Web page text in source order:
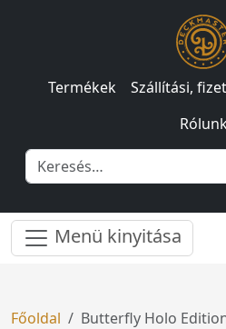
Termékek Szállítási,
Menü kinyitása
Főoldal Butterfly Holo